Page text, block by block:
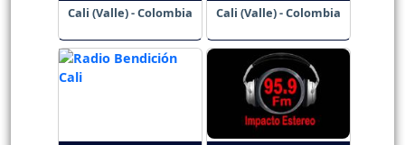
Cali (Valle) - Colombia Cali (Valle) - Colombia